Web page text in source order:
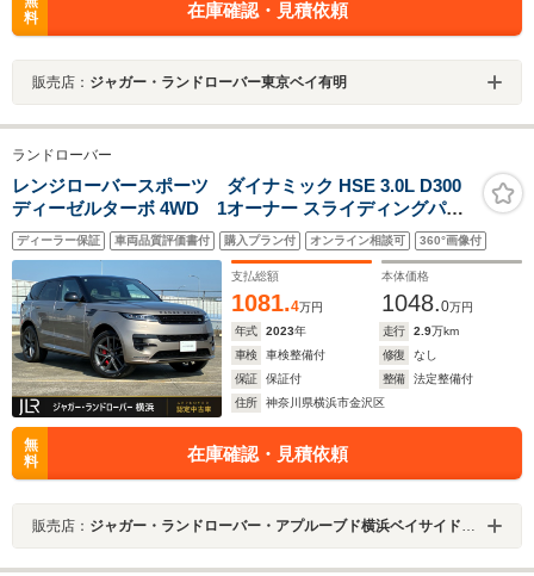
料
在庫確認・見積依頼
販売店： ジャガー・ランドローバー東京ベイ有明
ランドローバー
レンジローバースポーツ ダイナミック HSE 3.0L D300
ディーゼルターボ 4WD 1オーナー スライディングパノ
ラミックルーフ 全席シートヒーター&クーラー ステアリ
ングヒーター 22インチスタイル5127サテンダークグレー
ホイール クリアサイトインテリアリヤビューミラー パー
クアシスト
ディーラー保証 車両品質評価書付 購入プラン付 オンライン相談可 360°画像付
支払総額
1081.4万円
本体価格
1048.0万円
年式
2023年 走行 2.9万km
車検
車検整備付 修復
なし
保証
保証付 整備
法定整備付
住所
神奈川県横浜市金沢区
無
料
在庫確認・見積依頼
販売店： ジャガー・ランドローバー・アプルーブド横浜ベイサイドマリーナ